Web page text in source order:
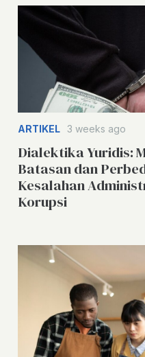
ARTIKEL 3 weeks ago
Dialektika Yuridis:
Batasan dan
Kesalahan
Korupsi